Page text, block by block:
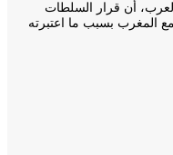
أن قرار السلطات
بسبب ما اعتبرته